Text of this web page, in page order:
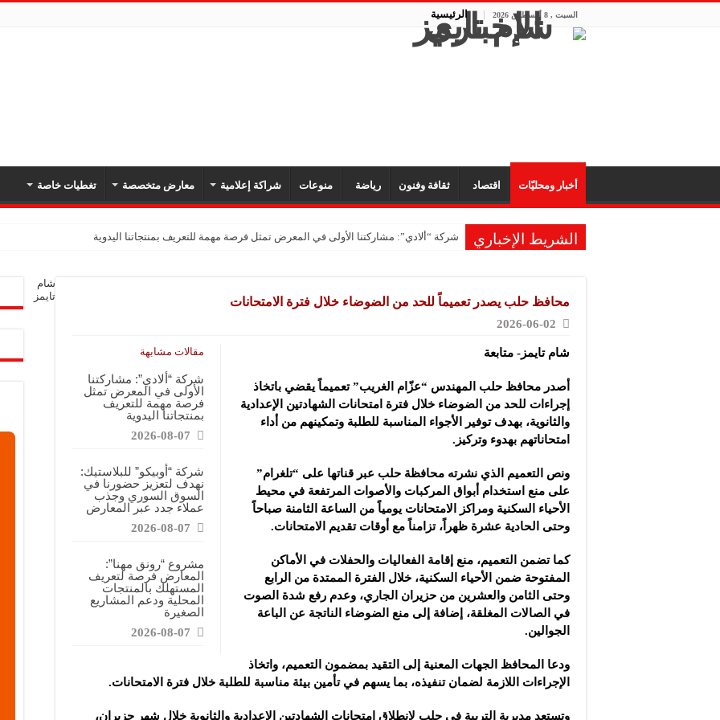
السبت , 8 أغسطس 2026 الرئيسية
أخبار ومحليّات اقتصاد ثقافة وفنون رياضة منوعات شراكة إعلامية معارض متخصصة تغطيات خاصة
الشريط الإخباري شركة “ألادي”: مشاركتنا الأولى في المعرض تمثل فرصة مهمة للتعريف بمنتجاتنا اليدوية
مشروع “رونق مهنا”: المعارض فرصة لتعريف المستهلك بالمنتجات المحلية ودعم المشاريع الصغيرة
موقع “نيوز بيردز”: مشاركتنا في المعرض تهدف إلى الترويج للموقع وتعزيز حضوره الإعلامي
شركة “قمم الجودة للمعدات الصناعية”: شاركنا بالمعرض لدعم مرحلة إعادة الإعمار في سوريا
محافظ حلب يصدر تعميماً للحد من الضوضاء خلال فترة الامتحانات
2026-06-02
مقالات مشابهة
شركة “ألادي”: مشاركتنا
الأولى في المعرض تمثل
فرصة مهمة للتعريف
بمنتجاتنا اليدوية
2026-08-07
شركة “أوبيكو” للبلاستيك:
نهدف لتعزيز حضورنا في
السوق السوري وجذب
عملاء جدد عبر المعارض
2026-08-07
مشروع “رونق مهنا”:
المعارض فرصة لتعريف
المستهلك بالمنتجات
المحلية ودعم المشاريع
الصغيرة
2026-08-07
شام تايمز- متابعة
أصدر محافظ حلب المهندس “عزّام الغريب” تعميماً يقضي باتخاذ
إجراءات للحد من الضوضاء خلال فترة امتحانات الشهادتين الإعدادية
والثانوية، بهدف توفير الأجواء المناسبة للطلبة وتمكينهم من أداء
امتحاناتهم بهدوء وتركيز.
ونص التعميم الذي نشرته محافظة حلب عبر قناتها على “تلغرام”
على منع استخدام أبواق المركبات والأصوات المرتفعة في محيط
الأحياء السكنية ومراكز الامتحانات يومياً من الساعة الثامنة صباحاً
وحتى الحادية عشرة ظهراً، تزامناً مع أوقات تقديم الامتحانات.
كما تضمن التعميم، منع إقامة الفعاليات والحفلات في الأماكن
المفتوحة ضمن الأحياء السكنية، خلال الفترة الممتدة من الرابع
وحتى الثامن والعشرين من حزيران الجاري، وعدم رفع شدة الصوت
في الصالات المغلقة، إضافة إلى منع الضوضاء الناتجة عن الباعة
الجوالين.
ودعا المحافظ الجهات المعنية إلى التقيد بمضمون التعميم، واتخاذ
الإجراءات اللازمة لضمان تنفيذه، بما يسهم في تأمين بيئة مناسبة للطلبة خلال فترة الامتحانات.
وتستعد مديرية التربية في حلب لانطلاق امتحانات الشهادتين الإعدادية والثانوية خلال شهر حزيران،
شام
تايمز